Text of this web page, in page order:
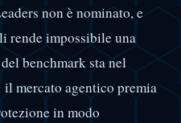
non è nominato, e
rende impossibile una
benchmark sta nel
mercato agentico premia
in modo